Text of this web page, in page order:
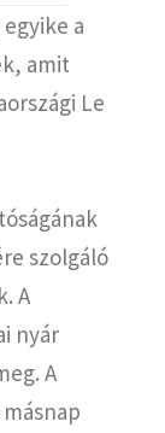
egyike a
amit
Le
szolgáló
A
nyár
A